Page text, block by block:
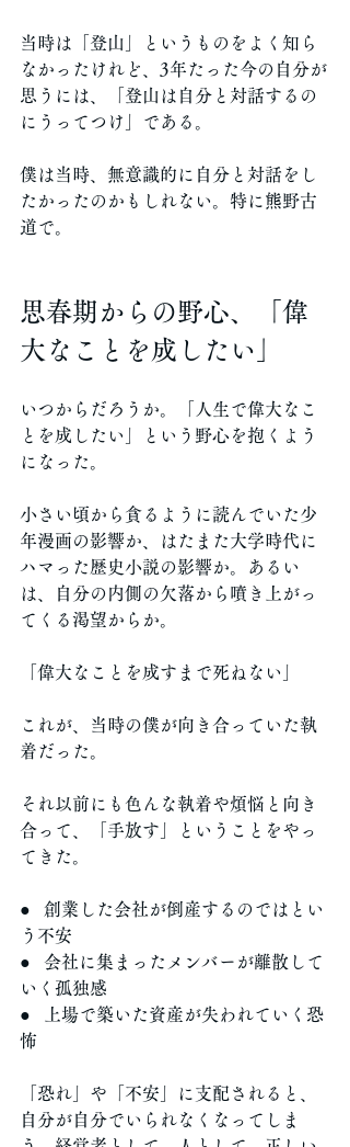
当時は「登山」というものをよく知ら
なかったけれど、3年たった今の自分が
思うには、「登山は自分と対話するの
にうってつけ」である。
僕は当時、無意識的に自分と対話をし
たかったのかもしれない。特に熊野古
道で。
思春期からの野心、「偉
大なことを成したい」
いつからだろうか。「人生で偉大なこ
とを成したい」という野心を抱くよう
になった。
小さい頃から貪るように読んでいた少
年漫画の影響か、はたまた大学時代に
ハマった歴史小説の影響か。あるい
は、自分の内側の欠落から噴き上がっ
てくる渇望からか。
「偉大なことを成すまで死ねない」
これが、当時の僕が向き合っていた執
着だった。
それ以前にも色んな執着や煩悩と向き
合って、「手放す」ということをやっ
てきた。
●   創業した会社が倒産するのではとい
う不安
●   会社に集まったメンバーが離散して
いく孤独感
●   上場で築いた資産が失われていく恐
怖
「恐れ」や「不安」に支配されると、
自分が自分でいられなくなってしま